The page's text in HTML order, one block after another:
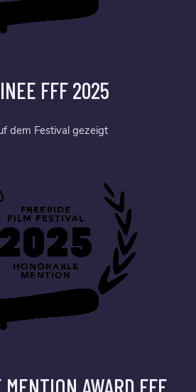
FFF 2025
dem Festival gezeigt
AWARD FFF